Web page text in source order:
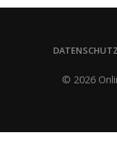
DATENSCHUTZ
© 2026